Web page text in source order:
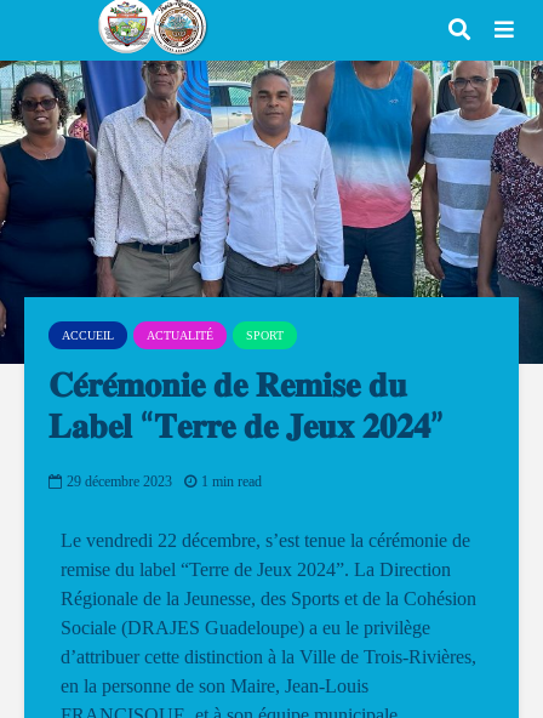
ACCUEIL ACTUALITÉ SPORT
𝐂𝐞́𝐫𝐞́𝐦𝐨𝐧𝐢𝐞 𝐝𝐞 𝐑𝐞𝐦𝐢𝐬𝐞 𝐝𝐮
𝐋𝐚𝐛𝐞𝐥 “𝐓𝐞𝐫𝐫𝐞 𝐝𝐞 𝐉𝐞𝐮𝐱 𝟐𝟎𝟐𝟒”
29 décembre 2023 1 min read
Le vendredi 22 décembre, s’est tenue la cérémonie de
remise du label “Terre de Jeux 2024”. La Direction
Régionale de la Jeunesse, des Sports et de la Cohésion
Sociale (DRAJES Guadeloupe) a eu le privilège
d’attribuer cette distinction à la Ville de Trois-Rivières,
en la personne de son Maire, Jean-Louis